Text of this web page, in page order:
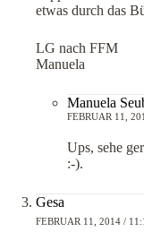
etwas durch das
LG nach FFM
Manuela
Manuela
FEBRUAR 11,
Ups, sehe
:-).
Gesa
FEBRUAR 11, 2014 /